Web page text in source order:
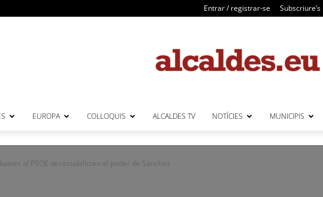
Entrar / registrar-se Subscriure’s
EUROPA COL·LOQUIS ALCALDES TV NOTÍCIES MUNICIPIS
al PSOE desestabilitzen el poder de Sánchez